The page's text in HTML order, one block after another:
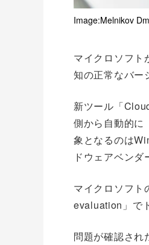
Image:Melnikov
マイクロソフ
知の正常なバー
新ツール「
側から自動的に
象となるのは
ドウェアベン
マイクロソフ
evaluation」で
問題が確認され